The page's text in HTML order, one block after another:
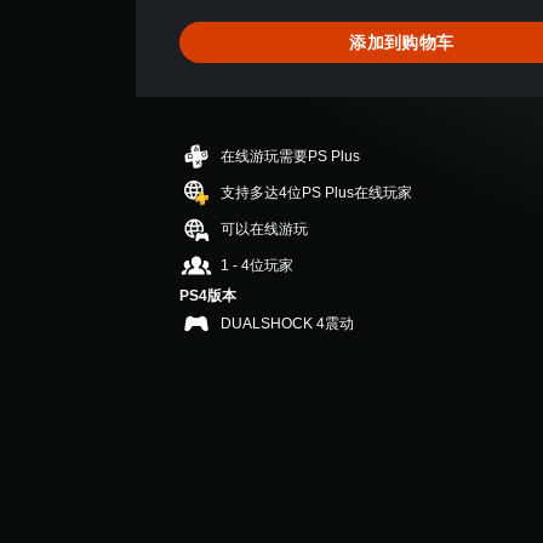
颗
星
满
颗
星
2
个
价
）
添加到购物车
在线游玩需要PS Plus
支持多达4位PS Plus在线玩家
可以在线游玩
1 - 4位玩家
PS4版本
DUALSHOCK 4震动